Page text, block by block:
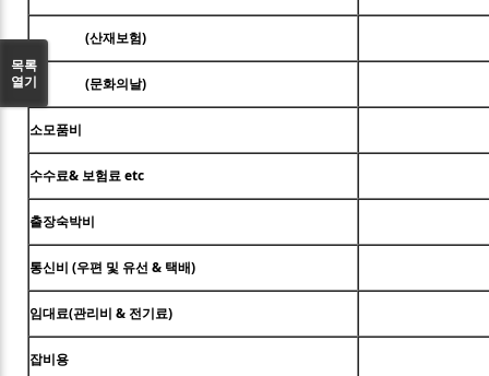
(산재보험)
(문화의날)
소모품비
수수료& 보험료 etc
출장숙박비
통신비 (우편 및 유선 & 택배)
임대료(관리비 & 전기료)
잡비용
목록
열기